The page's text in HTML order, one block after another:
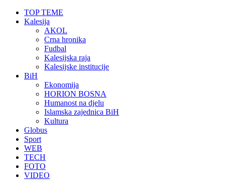
TOP TEME
Kalesija
AKOL
Crna hronika
Fudbal
Kalesijska raja
Kalesijske institucije
BiH
Ekonomija
HORION BOSNA
Humanost na djelu
Islamska zajednica BiH
Kultura
Globus
Sport
WEB
TECH
FOTO
VIDEO